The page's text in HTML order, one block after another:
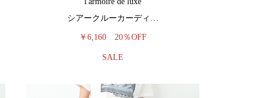
シアークルーカーディ…
￥6,160 20％OFF
SALE